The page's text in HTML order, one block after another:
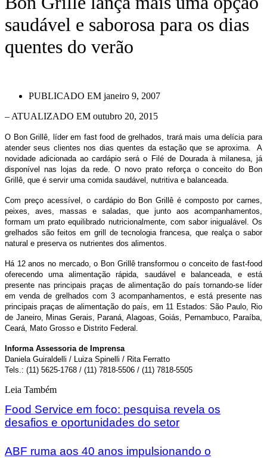
saudável e saborosa para os dias
quentes do verão
PUBLICADO EM janeiro 9, 2007
– ATUALIZADO EM outubro 20, 2015
O Bon Grillê, líder em fast food de grelhados, trará mais uma delícia para
atender seus clientes nos dias quentes da estação que se aproxima. A
novidade adicionada ao cardápio será o Filé de Dourada à milanesa, já
disponível nas lojas da rede. O novo prato reforça o conceito do Bon
Grillê, que é servir uma comida saudável, nutritiva e balanceada.
Com preço acessível, o cardápio do Bon Grillê é composto por carnes,
peixes, aves, massas e saladas, que junto aos acompanhamentos,
formam um prato equilibrado nutricionalmente, com sabor inigualável. Os
grelhados são feitos em grill de tecnologia francesa, que realça o sabor
natural e preserva os nutrientes dos alimentos.
Há 12 anos no mercado, o Bon Grillê transformou o conceito de fast-food
oferecendo uma alimentação rápida, saudável e balanceada, e está
presente nas principais praças de alimentação do país tornando-se líder
em venda de grelhados com 3 acompanhamentos, e está presente nas
principais praças de alimentação do país, em 11 Estados: São Paulo, Rio
de Janeiro, Minas Gerais, Paraná, Alagoas, Goiás, Pernambuco, Paraíba,
Ceará, Mato Grosso e Distrito Federal.
Informa Assessoria de Imprensa
Daniela Guiraldelli / Luiza Spinelli / Rita Ferratto
Tels.: (11) 5625-1768 / (11) 7818-5506 / (11) 7818-5505
Leia Também
Food Service em foco: pesquisa revela os
desafios e oportunidades do setor
ABF ruma aos 40 anos impulsionando o